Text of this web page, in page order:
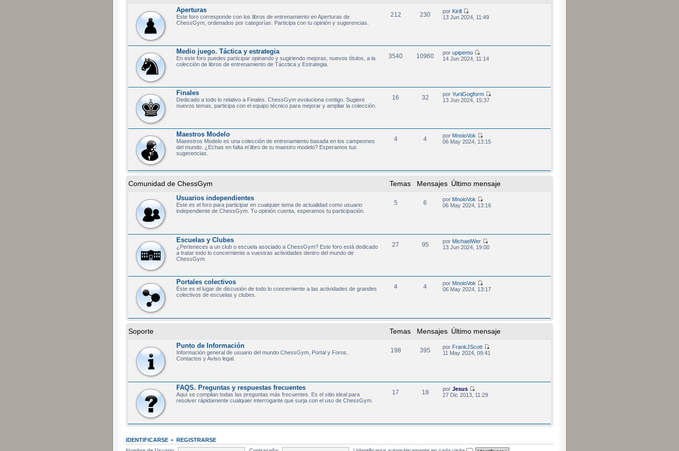
Aperturas
Este foro corresponde con los libros de entrenamiento en Aperturas de
ChessGym, ordenados por categorías. Participa con tu opinión y sugerencias.
212 230 por Kirill
13 Jun 2024, 11:49
Medio juego. Táctica y estrategia
En este foro puedes participar opinando y sugiriendo mejoras, nuevos títulos, a la
colección de libros de entrenamiento de Tácctica y Estrategia.
3540 10960 por upipemo
14 Jun 2024, 11:14
Finales
Dedicado a todo lo relativo a Finales. ChessGym evoluciona contigo. Sugiere
nuevos temas, participa con el equipo técnico para mejorar y ampliar la colección.
16 32 por YuriiGogform
13 Jun 2024, 15:37
Maestros Modelo
Maeestros Modelo es una colección de entrenamiento basada en los campeones
del mundo. ¿Echas en falta el libro de tu maestro modelo? Esperamos tus
sugerencias.
4 4 por MnoioVok
06 May 2024, 13:15
Comunidad de ChessGym Temas Mensajes Último mensaje
Usuarios independientes
Este es el foro para participar en cualquier tema de actualidad como usuario
independiente de ChessGym. Tu opinión cuenta, esperamos tu participación.
5 6 por MnoioVok
06 May 2024, 13:16
Escuelas y Clubes
¿Perteneces a un club o escuela asociado a ChessGym? Este foro está dedicado
a tratar todo lo concerniente a vuestras actividades dentro del mundo de
ChessGym.
27 95 por MichaelWer
13 Jun 2024, 19:00
Portales colectivos
Éste es el lugar de discusión de todo lo concerniente a las actividades de grandes
colectivos de escuelas y clubes.
4 4 por MnoioVok
06 May 2024, 13:17
Soporte Temas Mensajes Último mensaje
Punto de Información
Información general de usuario del mundo ChessGym, Portal y Foros.
Contactos y Aviso legal.
198 395 por FrankJScott
11 May 2024, 09:41
FAQS. Preguntas y respuestas frecuentes
Aquí se compilan todas las preguntas más frecuentes. Es el sitio ideal para
resolver rápidamente cualquier interrogante que surja con el uso de ChessGym.
17 18 por Jesus
27 Dic 2013, 11:29
IDENTIFICARSE • REGISTRARSE